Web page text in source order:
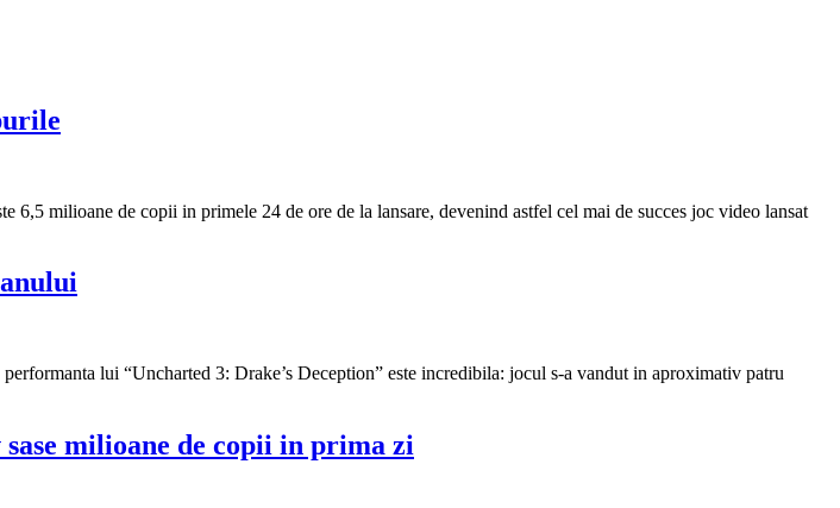
milioane de copii in primele 24 de ore de la lansare, devenind astfel cel mai de succes joc video lansat
lui “Uncharted 3: Drake’s Deception” este incredibila: jocul s-a vandut in aproximativ patru
milioane de copii in prima zi